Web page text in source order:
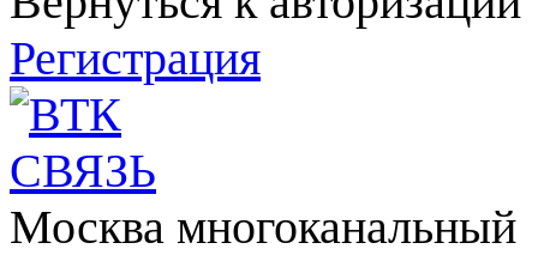
Регистрация
Москва многоканальный